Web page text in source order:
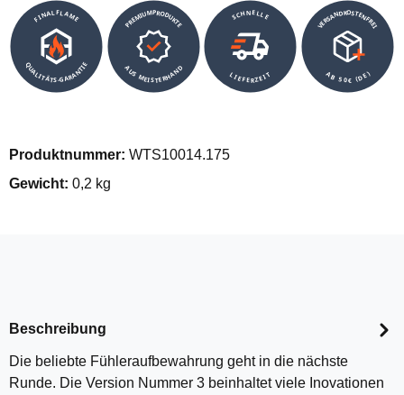
FINALFLAME
QUALITÄTS-GARANTIE
PREMIUMPRODUKTE
AUS MEISTERHAND
SCHNELLE
LIEFERZEIT
VERSANDKOSTENFREI
AB 50€ (DE)
Produktnummer: WTS10014.175
Gewicht: 0,2 kg
Beschreibung
Die beliebte Fühleraufbewahrung geht in die nächste
Runde. Die Version Nummer 3 beinhaltet viele Inovationen